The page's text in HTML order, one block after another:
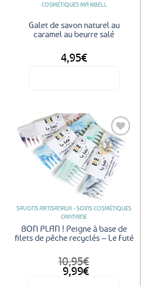
COSMÉTIQUES MA KIBELL
Galet de savon naturel au
caramel au beurre salé
4,95€
Ajouter
aux
SAVONS ARTISANAUX - SOINS COSMÉTIQUES
CAPITAINE
BON PLAN ! Peigne à base de
filets de pêche recyclés – Le Futé
10,95€
Le
prix
9,99€
Le
prix